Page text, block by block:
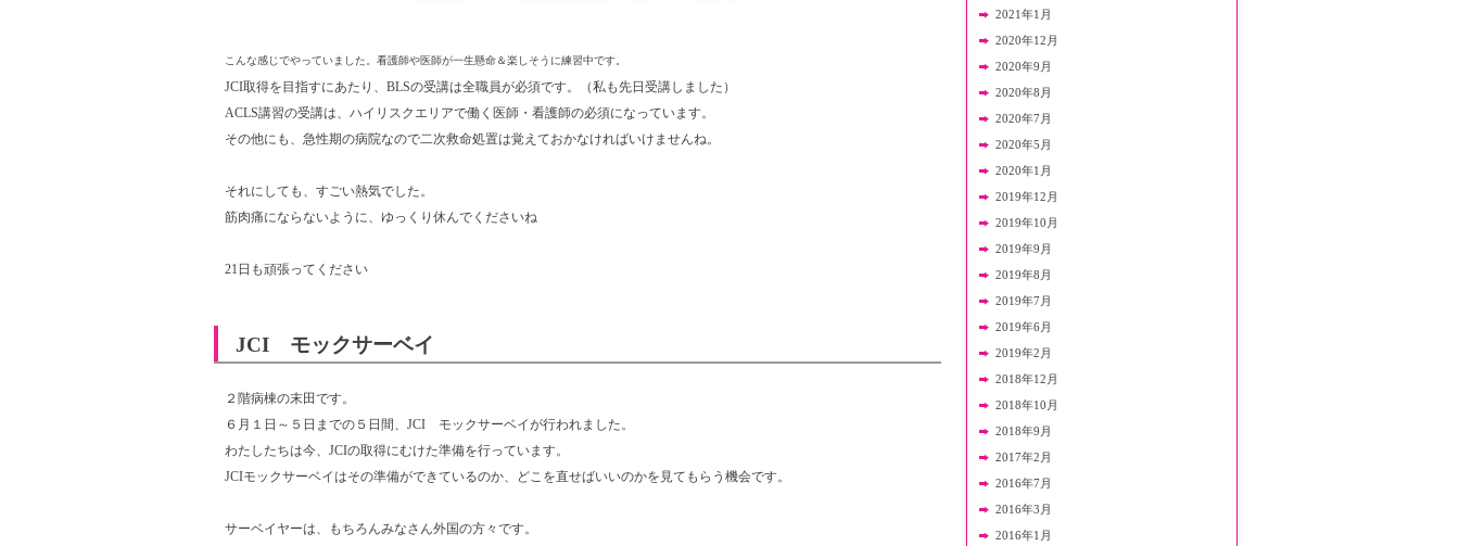
こんな感じでやっていました。看護師や医師が一生懸命＆楽しそうに練習中です。
JCI取得を目指すにあたり、BLSの受講は全職員が必須です。（私も先日受講しました）
ACLS講習の受講は、ハイリスクエリアで働く医師・看護師の必須になっています。
その他にも、急性期の病院なので二次救命処置は覚えておかなければいけませんね。
それにしても、すごい熱気でした。
筋肉痛にならないように、ゆっくり休んでくださいね
21日も頑張ってください
JCI モックサーベイ
２階病棟の末田です。
６月１日～５日までの５日間、JCI モックサーベイが行われました。
わたしたちは今、JCIの取得にむけた準備を行っています。
JCIモックサーベイはその準備ができているのか、どこを直せばいいのかを見てもらう機会です。
サーベイヤーは、もちろんみなさん外国の方々です。
2021年1月
2020年12月
2020年9月
2020年8月
2020年7月
2020年5月
2020年1月
2019年12月
2019年10月
2019年9月
2019年8月
2019年7月
2019年6月
2019年2月
2018年12月
2018年10月
2018年9月
2017年2月
2016年7月
2016年3月
2016年1月